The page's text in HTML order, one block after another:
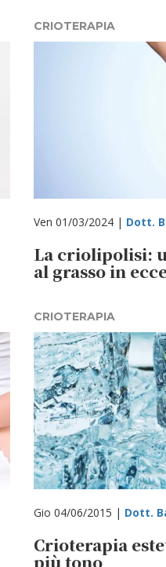
CRIOTERAPIA
Ven 01/03/2024 | Dott.
La criolipolisi:
al grasso in
CRIOTERAPIA
Gio 04/06/2015 | Dott.
Crioterapia
più tono